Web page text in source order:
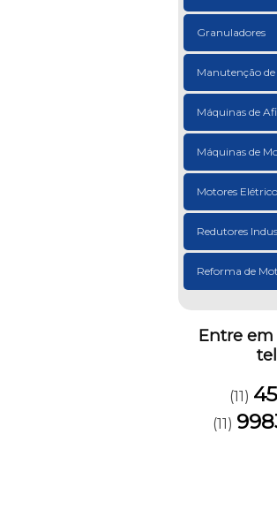
Granuladores
Manutenção
Máquinas de
Máquinas de
Motores
Redutores
Reforma de
Entre
(11)
(11)